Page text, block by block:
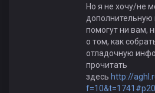
Но я не хочу/не
помогут ни вам,
о том, как
отладочную
прочитать
здесь http://